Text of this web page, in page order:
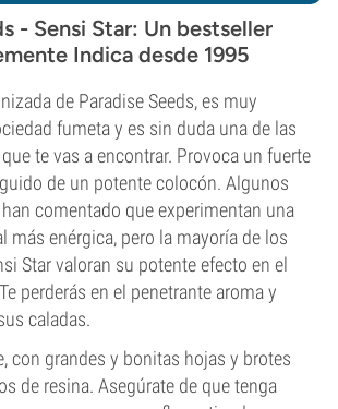
- Sensi Star: Un bestseller
Indica desde 1995
de Paradise Seeds, es muy
fumeta y es sin duda una de las
te vas a encontrar. Provoca un fuerte
de un potente colocón. Algunos
comentado que experimentan una
más enérgica, pero la mayoría de los
Star valoran su potente efecto en el
perderás en el penetrante aroma y
caladas.
con grandes y bonitas hojas y brotes
de resina. Asegúrate de que tenga